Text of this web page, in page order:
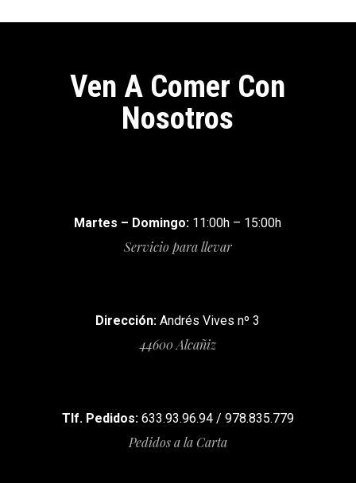
Ven A Comer Con
Nosotros
Martes – Domingo: 11:00h – 15:00h
Servicio para llevar
Dirección: Andrés Vives nº 3
44600 Alcañiz
Tlf. Pedidos:633.93.96.94 / 978.835.779
Pedidos a la Carta